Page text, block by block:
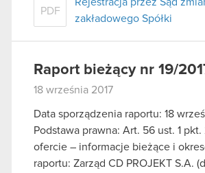
PDF
zakładowego Spółki
Raport bieżący nr 19/
18 września 2017
Data sporządzenia raportu: 18
Podstawa prawna: Art. 56 ust. 1
ofercie – informacje bieżące i
raportu: Zarząd CD PROJEKT S.A.